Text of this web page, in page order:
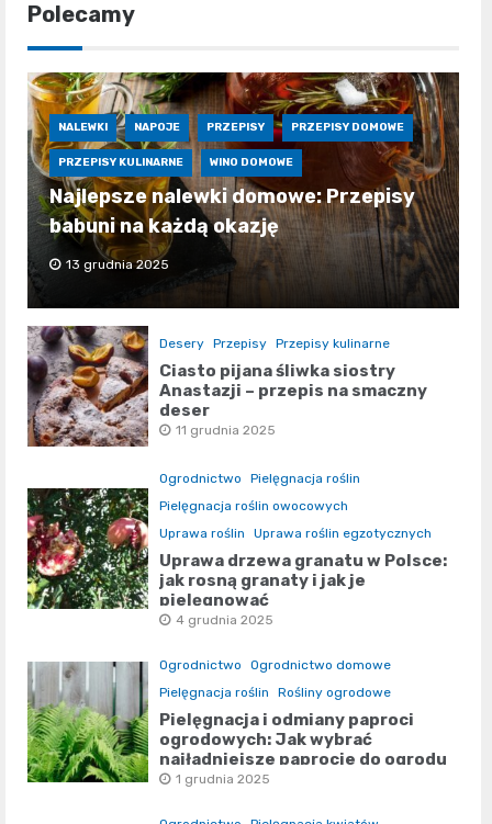
Polecamy
NALEWKI NAPOJE PRZEPISY PRZEPISY DOMOWE
PRZEPISY KULINARNE WINO DOMOWE
Najlepsze nalewki domowe: Przepisy
babuni na każdą okazję
13 grudnia 2025
Desery Przepisy Przepisy kulinarne
Ciasto pijana śliwka siostry
Anastazji – przepis na smaczny
deser
11 grudnia 2025
Ogrodnictwo
Pielęgnacja roślin
Pielęgnacja roślin owocowych
Uprawa roślin
Uprawa roślin egzotycznych
Uprawa drzewa granatu w Polsce:
jak rosną granaty i jak je
pielęgnować
4 grudnia 2025
Ogrodnictwo
Ogrodnictwo domowe
Pielęgnacja roślin
Rośliny ogrodowe
Pielęgnacja i odmiany paproci
ogrodowych: Jak wybrać
najładniejsze paprocie do ogrodu
1 grudnia 2025